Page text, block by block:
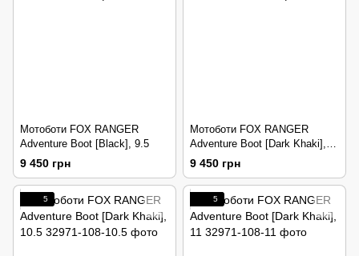
Мотоботи FOX RANGER
Adventure Boot [Black], 9.5
9 450 грн
Мотоботи FOX RANGER
Adventure Boot [Dark Khaki],
10
9 450 грн
5 5